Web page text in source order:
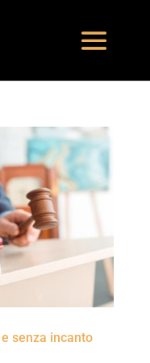
senza incanto